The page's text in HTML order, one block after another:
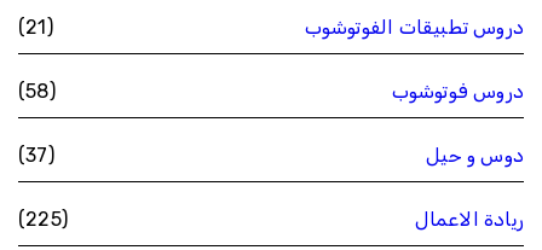
دروس تطبيقات الفوتوشوب (21)
دروس فوتوشوب (58)
دوس و حيل (37)
ريادة الاعمال (225)